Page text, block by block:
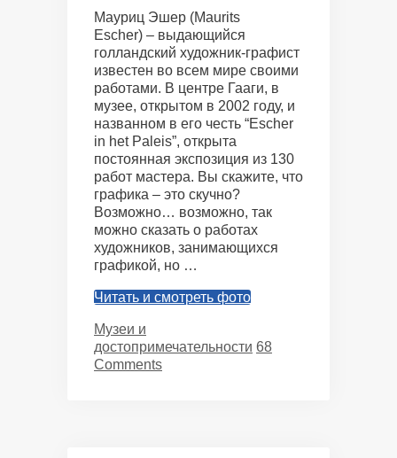
Мауриц Эшер (Maurits
Escher) – выдающийся
голландский художник-графист
известен во всем мире своими
работами. В центре Гааги, в
музее, открытом в 2002 году, и
названном в его честь “Escher
in het Paleis”, открыта
постоянная экспозиция из 130
работ мастера. Вы скажите, что
графика – это скучно?
Возможно… возможно, так
можно сказать о работах
художников, занимающихся
графикой, но …
Читать и смотреть фото
Categories
Музеи и
достопримечательности 68
Comments